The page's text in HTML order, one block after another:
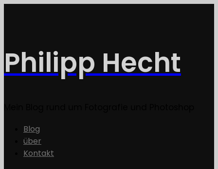
Philipp Hecht
Blog
über
Kontakt